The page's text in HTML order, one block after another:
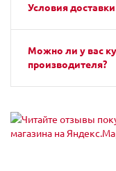
Условия
Можно ли у вас
производителя?